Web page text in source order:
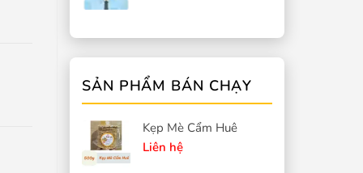
SẢN PHẨM BÁN CHẠY
Kẹp Mè Cẩm Huê
Liên hệ